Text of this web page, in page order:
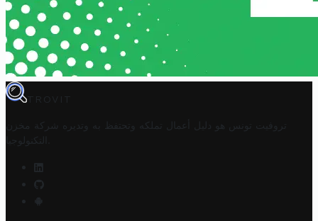
TROVIT
تروفيت تونس هو دليل أعمال تملكه وتحتفظ به وتديره
شركة مخزن
التكنولوجيا